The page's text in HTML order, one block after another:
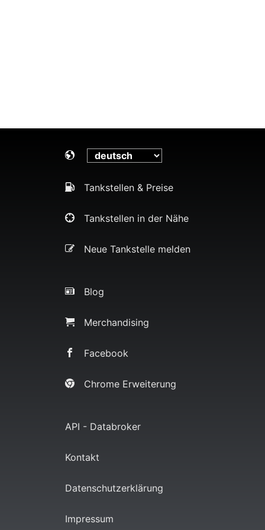
Tankstellen & Preise
Tankstellen in der Nähe
Neue Tankstelle melden
Blog
Merchandising
Facebook
Chrome Erweiterung
API - Databroker
Kontakt
Datenschutzerklärung
Impressum